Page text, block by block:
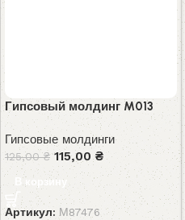
Гипсовый молдинг M013
Гипсовые молдинги
125,00₴ 115,00₴
В корзину
Артикул: М87476